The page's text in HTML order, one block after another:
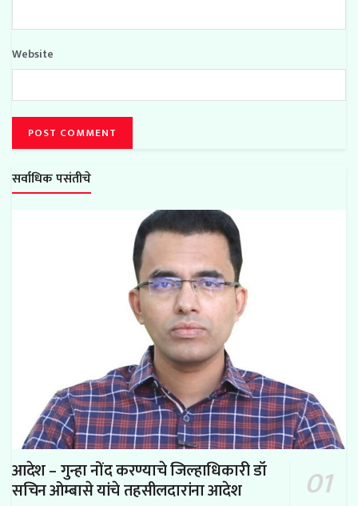
Website
सर्वाधिक पसंतीचे
आदेश – गुन्हा नोंद करण्याचे जिल्हाधिकारी डॉ
सचिन ओम्बासे यांचे तहसीलदारांना आदेश